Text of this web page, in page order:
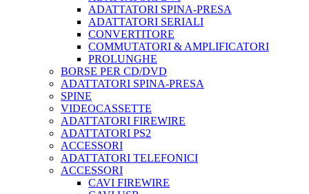
ADATTATORI SPINA-PRESA
ADATTATORI SERIALI
CONVERTITORE
COMMUTATORI & AMPLIFICATORI
PROLUNGHE
BORSE PER CD/DVD
ADATTATORI SPINA-PRESA
SPINE
VIDEOCASSETTE
ADATTATORI FIREWIRE
ADATTATORI PS2
ACCESSORI
ADATTATORI TELEFONICI
ACCESSORI
CAVI FIREWIRE